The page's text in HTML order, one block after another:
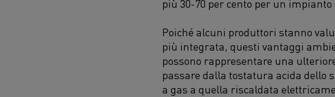
più 30-70 per cento per un
Poiché alcuni produttori stanno
più integrata, questi vantaggi
possono rappresentare una
passare dalla tostatura acida dello
a gas a quella riscaldata